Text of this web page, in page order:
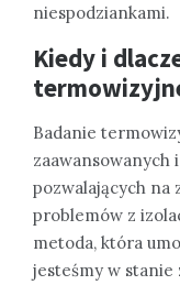
niespodziankami.
Kiedy i
Badanie
zaawansowanych
pozwalających
problemów z
metoda, która
jesteśmy w stanie